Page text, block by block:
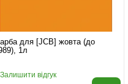
для [JCB] жовта (до
1л
Залишити відгук